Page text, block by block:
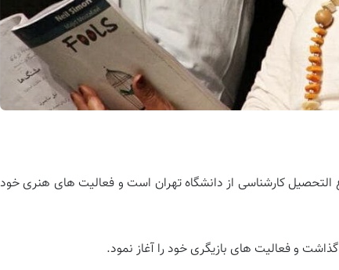
۳ مرداد ماه ۱۳۵۲ است. او فارغ التحصیل کارشناسی از دانشگاه تهران است و فعالیت های هنری خود